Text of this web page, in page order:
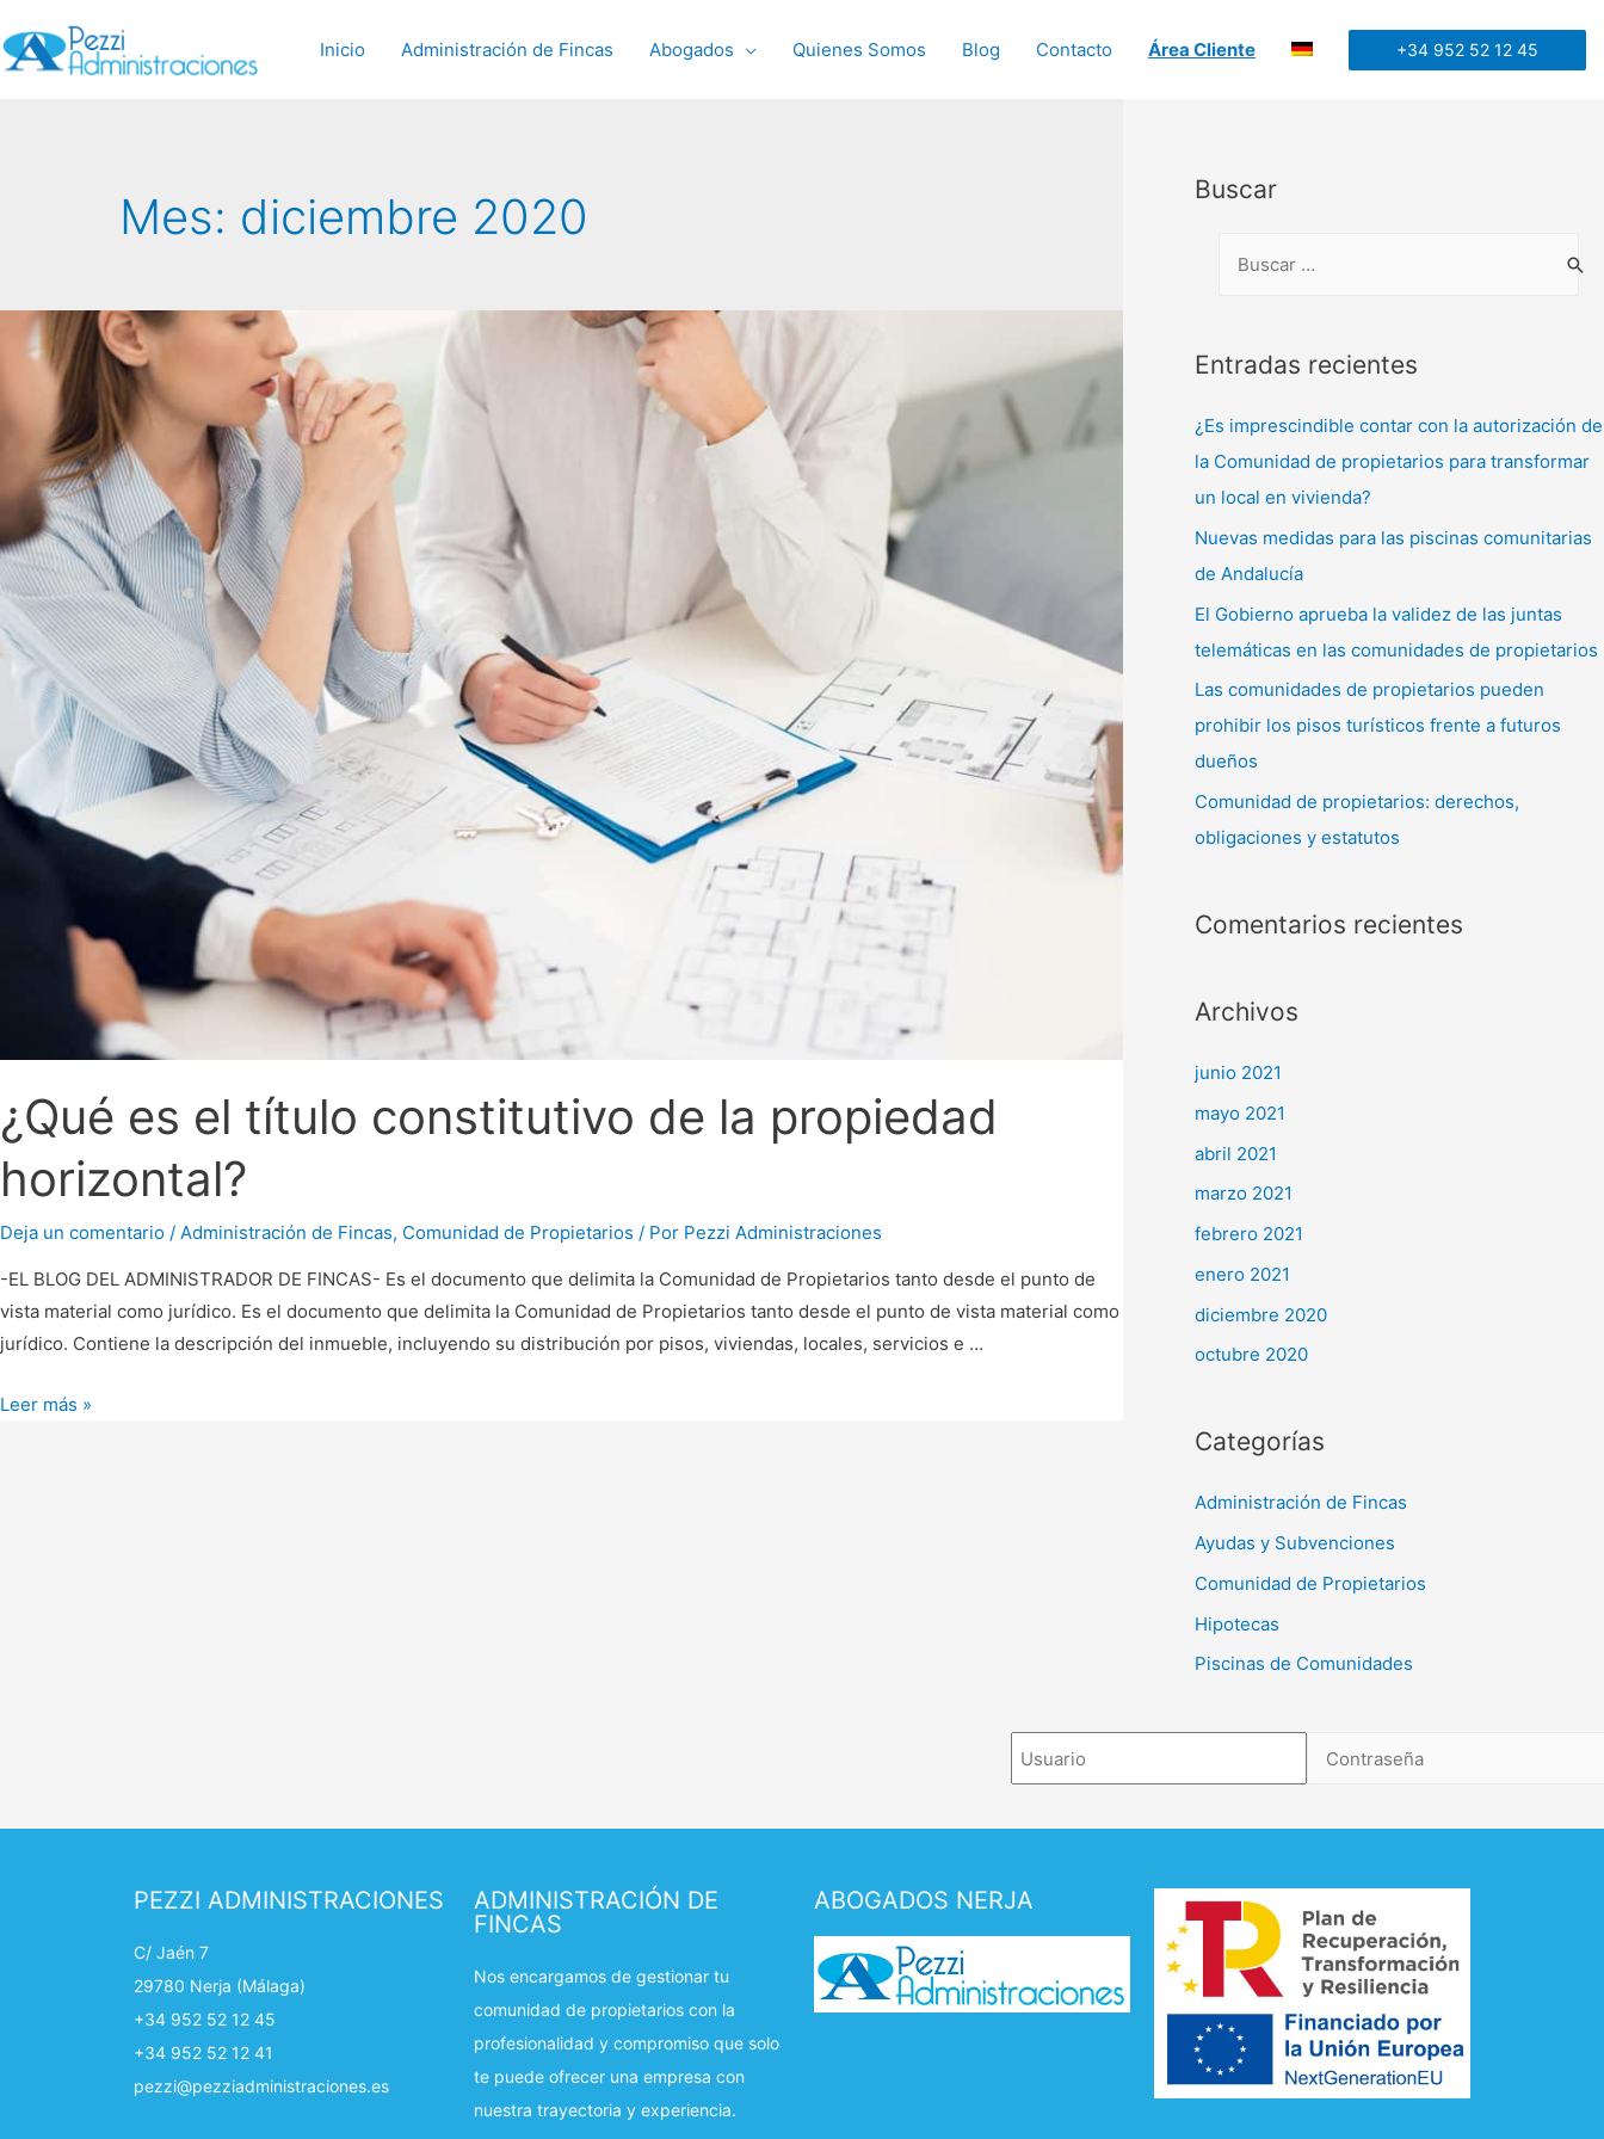
Inicio Administración de Fincas Abogados Quienes Somos Blog Contacto Área Cliente +34 952 52 12 45
Mes: diciembre 2020
¿Qué es el título constitutivo de la propiedad
horizontal?
Deja un comentario / Administración de Fincas, Comunidad de Propietarios / Por Pezzi Administraciones
-EL BLOG DEL ADMINISTRADOR DE FINCAS- Es el documento que delimita la Comunidad de Propietarios tanto desde el punto de
vista material como jurídico. Es el documento que delimita la Comunidad de Propietarios tanto desde el punto de vista material como
jurídico. Contiene la descripción del inmueble, incluyendo su distribución por pisos, viviendas, locales, servicios e …
Leer más »
Buscar
Entradas recientes
¿Es imprescindible contar con la autorización de
la Comunidad de propietarios para transformar
un local en vivienda?
Nuevas medidas para las piscinas comunitarias
de Andalucía
El Gobierno aprueba la validez de las juntas
telemáticas en las comunidades de propietarios
Las comunidades de propietarios pueden
prohibir los pisos turísticos frente a futuros
dueños
Comunidad de propietarios: derechos,
obligaciones y estatutos
Comentarios recientes
Archivos
junio 2021
mayo 2021
abril 2021
marzo 2021
febrero 2021
enero 2021
diciembre 2020
octubre 2020
Categorías
Administración de Fincas
Ayudas y Subvenciones
Comunidad de Propietarios
Hipotecas
Piscinas de Comunidades
PEZZI ADMINISTRACIONES
C/ Jaén 7
29780 Nerja (Málaga)
+34 952 52 12 45
+34 952 52 12 41
pezzi@pezziadministraciones.es
ADMINISTRACIÓN DE
FINCAS
Nos encargamos de gestionar tu
comunidad de propietarios con la
profesionalidad y compromiso que solo
te puede ofrecer una empresa con
nuestra trayectoria y experiencia.
ABOGADOS NERJA